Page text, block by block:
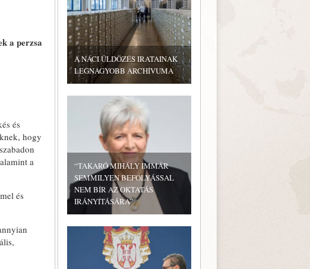
a perzsa
és
hogy
a
és
A NÁCI ÜLDÖZÉS IRATAINAK
LEGNAGYOBB ARCHÍVUMA
“TAKARÓ MIHÁLY IMMÁR
SEMMILYEN BEFOLYÁSSAL
NEM BÍR AZ OKTATÁS
IRÁNYÍTÁSÁRA”